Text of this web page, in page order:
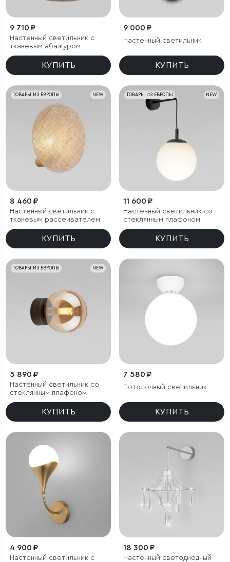
9 710 ₽
Настенный светильник с
тканевым абажуром
КУПИТЬ
9 000 ₽
Настенный светильник
КУПИТЬ
NEW
ТОВАРЫ ИЗ ЕВРОПЫ
8 460 ₽
Настенный светильник с
тканевым рассеивателем
КУПИТЬ
NEW
ТОВАРЫ ИЗ ЕВРОПЫ
11 600 ₽
Настенный светильник со
стеклянным плафоном
КУПИТЬ
NEW
ТОВАРЫ ИЗ ЕВРОПЫ
5 890 ₽
Настенный светильник со
стеклянным плафоном
КУПИТЬ
7 580 ₽
Потолочный светильник
КУПИТЬ
4 900 ₽
Настенный светильник с
18 300 ₽
Настенный светодиодный